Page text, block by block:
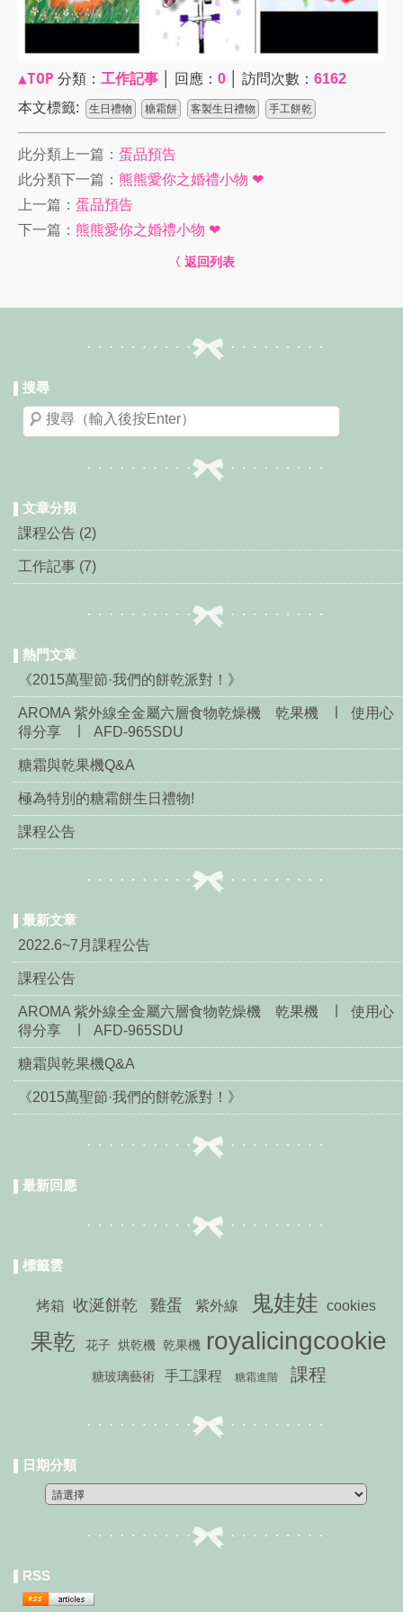
▲TOP 分類： 工作記事 │ 回應： 0 │ 訪問次數： 6162
本文標籤:
生日禮物 糖霜餅 客製生日禮物 手工餅乾
此分類上一篇： 蛋品預告
此分類下一篇： 熊熊愛你之婚禮小物 ❤
上一篇： 蛋品預告
下一篇： 熊熊愛你之婚禮小物 ❤
〈 返回列表
搜尋
文章分類
課程公告 (2)
工作記事 (7)
熱門文章
《2015萬聖節·我們的餅乾派對！》
AROMA 紫外線全金屬六層食物乾燥機 乾果機 ∣ 使用心
得分享 ∣ AFD-965SDU
糖霜與乾果機Q&A
極為特別的糖霜餅生日禮物!
課程公告
最新文章
2022.6~7月課程公告
課程公告
AROMA 紫外線全金屬六層食物乾燥機 乾果機 ∣ 使用心
得分享 ∣ AFD-965SDU
糖霜與乾果機Q&A
《2015萬聖節·我們的餅乾派對！》
最新回應
標籤雲
烤箱 收涎餅乾 雞蛋 紫外線 鬼娃娃 cookies
果乾 花子 烘乾機 乾果機 royalicingcookie
糖玻璃藝術 手工課程 糖霜進階 課程
日期分類
RSS